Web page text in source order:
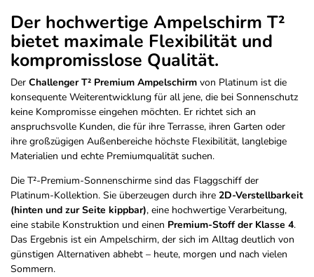
Der hochwertige Ampelschirm T²
bietet maximale Flexibilität und
kompromisslose Qualität.
Der Challenger T² Premium Ampelschirm von Platinum ist die
konsequente Weiterentwicklung für all jene, die bei Sonnenschutz
keine Kompromisse eingehen möchten. Er richtet sich an
anspruchsvolle Kunden, die für ihre Terrasse, ihren Garten oder
ihre großzügigen Außenbereiche höchste Flexibilität, langlebige
Materialien und echte Premiumqualität suchen.
Die T²-Premium-Sonnenschirme sind das Flaggschiff der
Platinum-Kollektion. Sie überzeugen durch ihre 2D-Verstellbarkeit
(hinten und zur Seite kippbar), eine hochwertige Verarbeitung,
eine stabile Konstruktion und einen Premium-Stoff der Klasse 4.
Das Ergebnis ist ein Ampelschirm, der sich im Alltag deutlich von
günstigen Alternativen abhebt – heute, morgen und nach vielen
Sommern.